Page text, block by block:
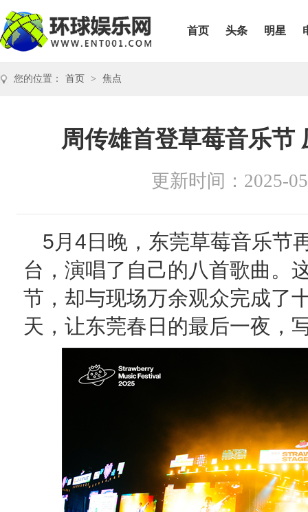
首页 头条 明星
您的位置： 首页 > 焦点
周传雄首登草莓音乐节
更新时间：2025-
5月4日晚，东莞草莓音乐节
台，演唱了自己的八首歌曲。
节，却与现场万余观众完成了
天，让东莞春日的最后一夜，